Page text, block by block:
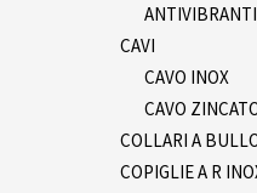
CAVI
CAVO INOX
CAVO
COLLARI A
COPIGLIE A R